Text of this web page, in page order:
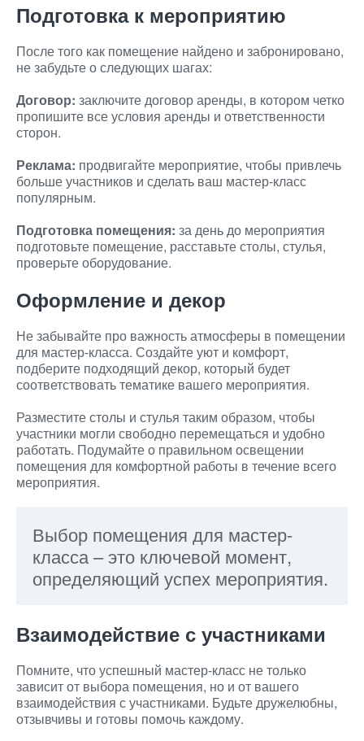
Подготовка к мероприятию
После того как помещение найдено и забронировано,
не забудьте о следующих шагах:
Договор: заключите договор аренды, в котором четко
пропишите все условия аренды и ответственности
сторон.
Реклама: продвигайте мероприятие, чтобы привлечь
больше участников и сделать ваш мастер-класс
популярным.
Подготовка помещения: за день до мероприятия
подготовьте помещение, расставьте столы, стулья,
проверьте оборудование.
Оформление и декор
Не забывайте про важность атмосферы в помещении
для мастер-класса. Создайте уют и комфорт,
подберите подходящий декор, который будет
соответствовать тематике вашего мероприятия.
Разместите столы и стулья таким образом, чтобы
участники могли свободно перемещаться и удобно
работать. Подумайте о правильном освещении
помещения для комфортной работы в течение всего
мероприятия.
Выбор помещения для мастер-
класса – это ключевой момент,
определяющий успех мероприятия.
Взаимодействие с участниками
Помните, что успешный мастер-класс не только
зависит от выбора помещения, но и от вашего
взаимодействия с участниками. Будьте дружелюбны,
отзывчивы и готовы помочь каждому.